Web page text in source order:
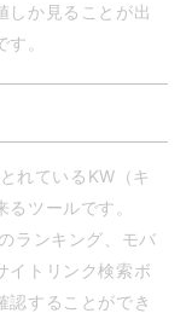
しか見ることが出
。
れているKW（キ
ツールです。
ランキング、モバ
イトリンク検索ボ
認することができ